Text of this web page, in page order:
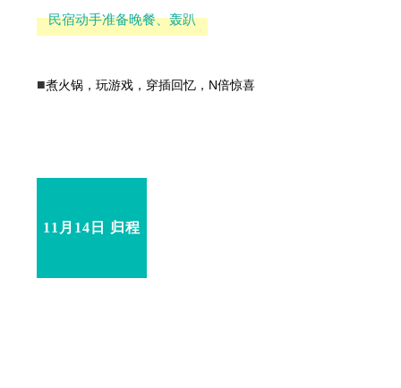
民宿动手准备晚餐、轰趴
■煮火锅，玩游戏，穿插回忆，N倍惊喜
11月14日 归程